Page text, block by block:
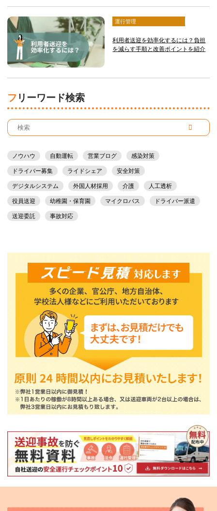
運行管理
利用者送迎を効率化するには？負担
を減らす手順と改善ポイントを紹介
フリーワード検索
ノウハウ 自動運転 営業ブログ 感染対策
ドライバー募集 ライドシェア 安全対策
デジタルシステム 外国人材採用 介護 人工透析
役員送迎 幼稚園・保育園 マイクロバス ドライバー派遣
送迎委託 事故対応